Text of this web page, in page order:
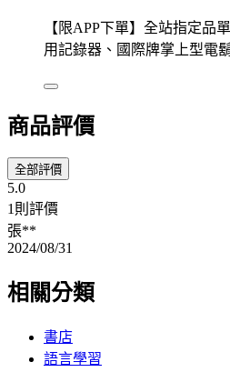
【限APP下單】全站指定品
用記錄器、國際牌掌上型電
商品評價
全部評價
5.0
1則評價
張**
2024/08/31
相關分類
書店
語言學習